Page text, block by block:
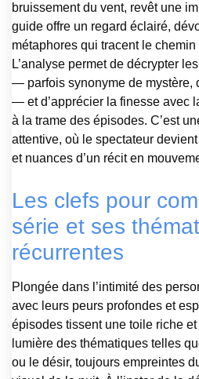
bruissement du vent, revêt une
guide offre un regard éclairé,
métaphores qui tracent le chemin
L’analyse permet de décrypter
— parfois synonyme de mystère,
— et d’apprécier la finesse avec
à la trame des épisodes. C’est
attentive, où le spectateur
et nuances d’un récit en
Les clefs pour
série et ses
récurrentes
Plongée dans l’intimité des
avec leurs peurs profondes et
épisodes tissent une toile riche
lumière des thématiques telles
ou le désir, toujours empreintes